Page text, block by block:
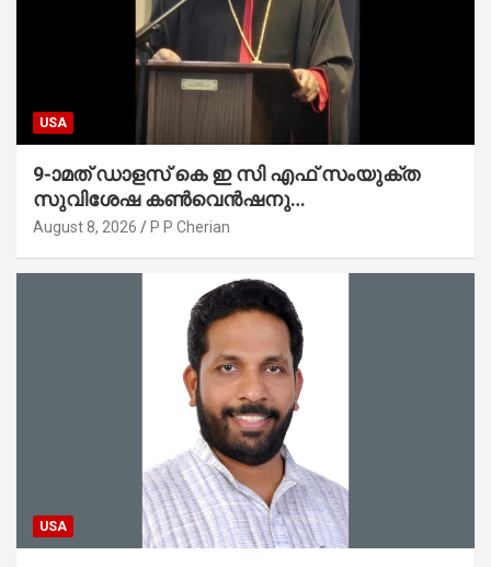
USA
9-ാമത് ഡാളസ് കെ ഇ സി എഫ് സംയുക്ത
സുവിശേഷ കൺവെൻഷനു
പ്രാർത്ഥനാനിർഭരമായ തുടക്കം
August 8, 2026 P P Cherian
USA